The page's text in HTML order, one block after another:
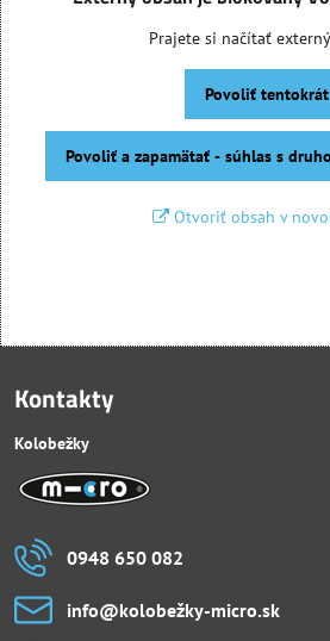
Prajete si načítať
Povoliť tentokrát
Povoliť a zapamätať - súhlas s
Otvoriť obsah v
Kontakty
Kolobežky
0948 650 082
info​@kolobežky-micro​.sk